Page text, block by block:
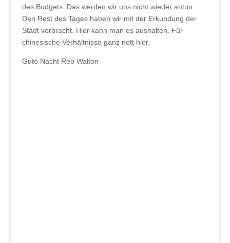
des Budgets. Das werden wir uns nicht wieder antun.
Den Rest des Tages haben wir mit der Erkundung der
Stadt verbracht. Hier kann man es aushalten. Für
chinesische Verhältnisse ganz nett hier.
Gute Nacht Reo Walton